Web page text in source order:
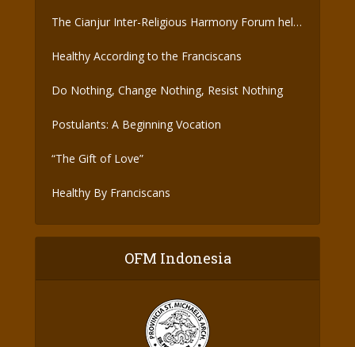
The Cianjur Inter-Religious Harmony Forum held
Healthy According to the Franciscans
Do Nothing, Change Nothing, Resist Nothing
Postulants: A Beginning Vocation
“The Gift of Love”
Healthy By Franciscans
OFM Indonesia